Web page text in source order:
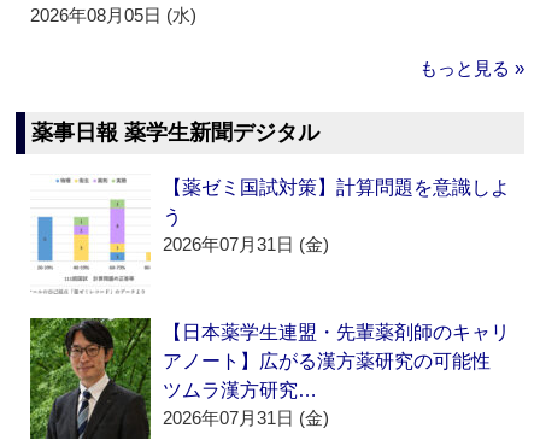
2026年08月05日 (水)
もっと見る »
薬事日報 薬学生新聞デジタル
【薬ゼミ国試対策】計算問題を意識しよ
う
2026年07月31日 (金)
【日本薬学生連盟・先輩薬剤師のキャリ
アノート】広がる漢方薬研究の可能性
ツムラ漢方研究…
2026年07月31日 (金)